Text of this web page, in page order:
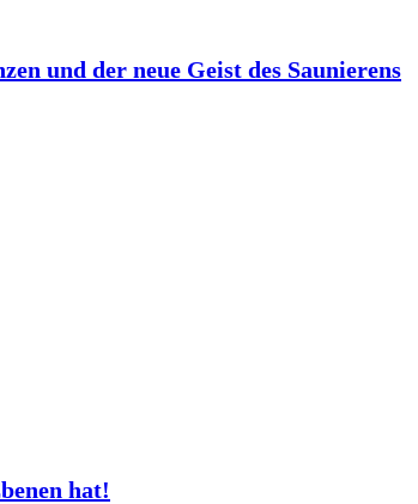
und der neue Geist des Saunierens
hat!